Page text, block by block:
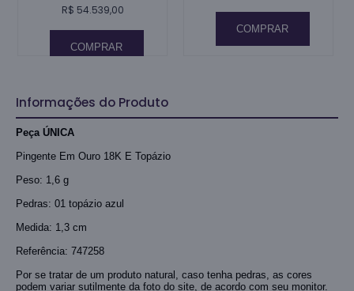
R$ 54.539,00
COMPRAR
COMPRAR
Informações do Produto
Peça ÚNICA
Pingente Em Ouro 18K E Topázio
Peso: 1,6 g
Pedras: 01 topázio azul
Medida: 1,3 cm
Referência: 747258
Por se tratar de um produto natural, caso tenha pedras, as cores
podem variar sutilmente da foto do site, de acordo com seu monitor.